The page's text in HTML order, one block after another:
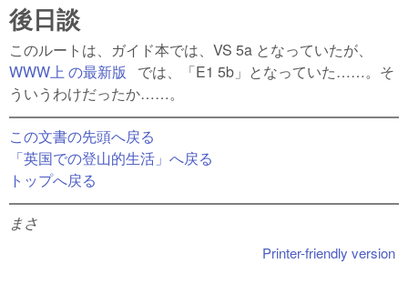
後日談
このルートは、ガイド本では、VS 5a となっていたが、
WWW上 の最新版 (link is external)
では、「E1 5b」となっていた……。そ
ういうわけだったか……。
この文書の先頭へ戻る
「英国での登山的生活」へ戻る
トップへ戻る
まさ
Printer-friendly version